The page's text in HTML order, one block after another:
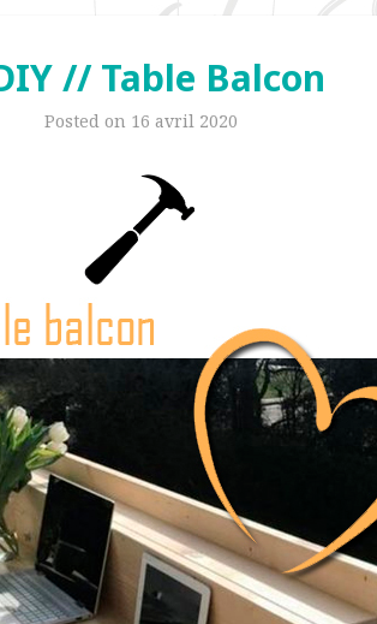
// Table Balcon
Posted on 16 avril 2020